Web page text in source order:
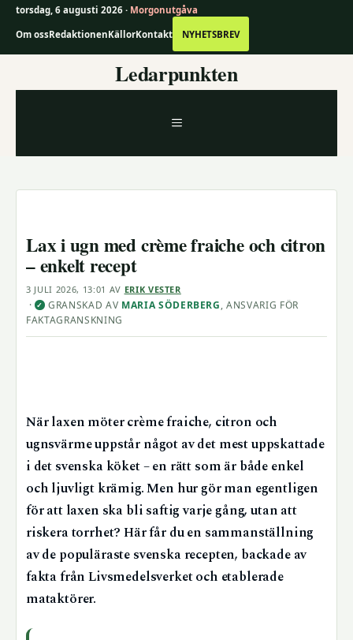
torsdag, 6 augusti 2026 · Morgonutgåva
Om ossRedaktionenKällorKontakt NYHETSBREV
Ledarpunkten
MENY
Lax i ugn med crème fraiche och citron
– enkelt recept
3 JULI 2026, 13:01 AV ERIK VESTER
· ✓ GRANSKAD AV MARIA SÖDERBERG, ANSVARIG FÖR
FAKTAGRANSKNING
När laxen möter crème fraiche, citron och
ugnsvärme uppstår något av det mest uppskattade
i det svenska köket – en rätt som är både enkel
och ljuvligt krämig. Men hur gör man egentligen
för att laxen ska bli saftig varje gång, utan att
riskera torrhet? Här får du en sammanställning
av de populäraste svenska recepten, backade av
fakta från Livsmedelsverket och etablerade
mataktörer.